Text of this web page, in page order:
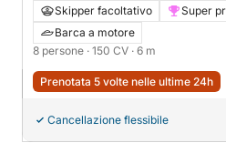
Skipper facoltativo
Super
Barca a motore
8 persone · 150 CV · 6 m
Prenotata 5 volte nelle ultime 24h
Cancellazione flessibile